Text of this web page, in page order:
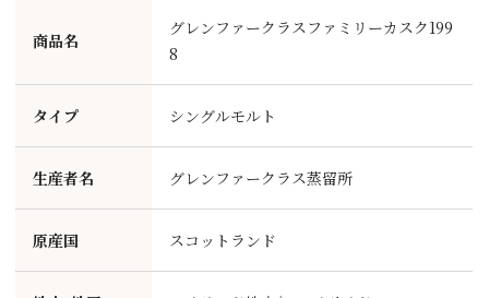
商品名
グレンファークラスファミリーカスク199
8
タイプ シングルモルト
生産者名 グレンファークラス蒸留所
原産国 スコットランド